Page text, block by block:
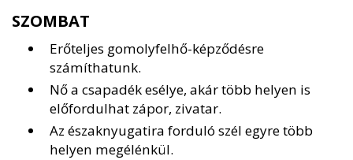
SZOMBAT
Erőteljes gomolyfelhő-képződésre
számíthatunk.
Nő a csapadék esélye, akár több helyen is
előfordulhat zápor, zivatar.
Az északnyugatira forduló szél egyre több
helyen megélénkül.